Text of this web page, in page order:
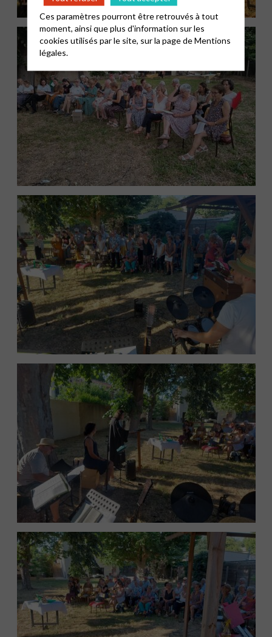
Ces paramètres pourront être retrouvés à tout
moment, ainsi que plus d'information sur les
cookies utilisés par le site, sur la page deMentions
légales.